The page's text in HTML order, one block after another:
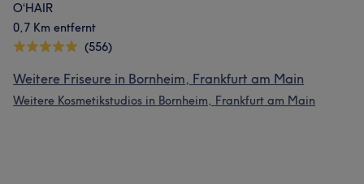
O‘HAIR
0,7 Km entfernt
(556)
Weitere Friseure in Bornheim, Frankfurt am Main
Weitere Kosmetikstudios in Bornheim, Frankfurt am Main